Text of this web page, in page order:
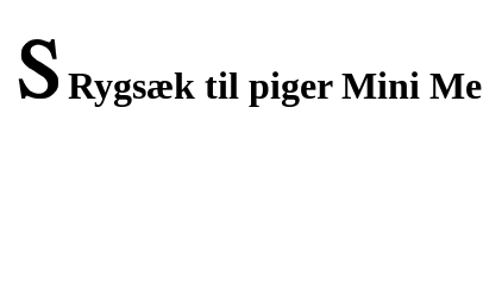
Rygsæk til piger Mini Me